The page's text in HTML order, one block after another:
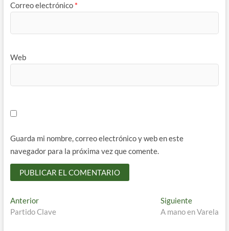
Correo electrónico *
Web
Guarda mi nombre, correo electrónico y web en este
navegador para la próxima vez que comente.
Navegación
de
AnteriorEntrada
anterior:
Partido Clave
SiguienteEntrada
siguiente:
A mano en Varela